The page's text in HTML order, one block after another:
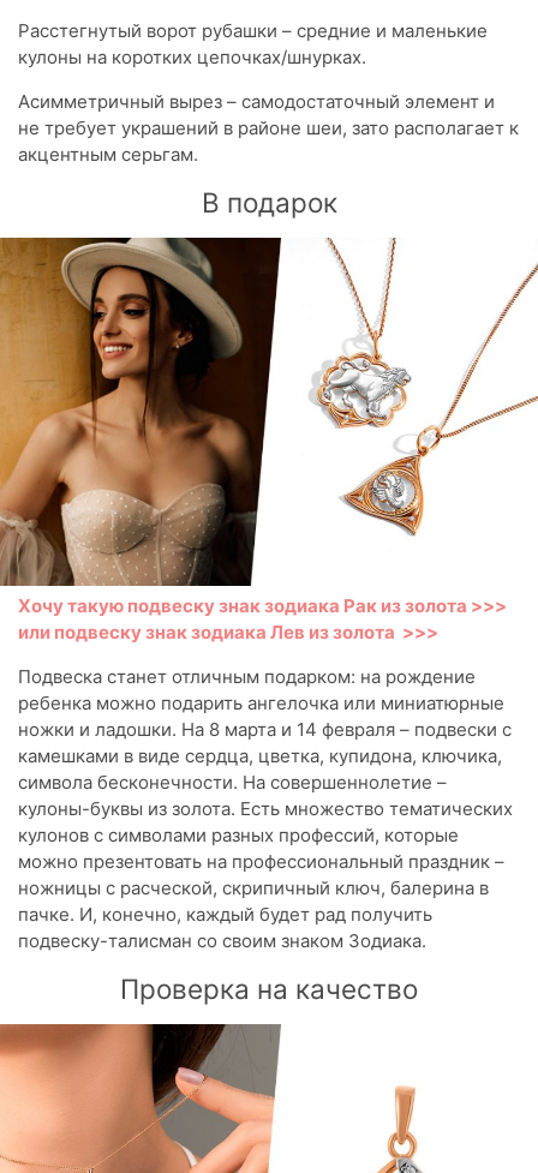
Расстегнутый ворот рубашки – средние и маленькие
кулоны на коротких цепочках/шнурках.
Асимметричный вырез – самодостаточный элемент и
не требует украшений в районе шеи, зато располагает к
акцентным серьгам.
В подарок
Хочу такую подвеску знак зодиака Рак из золота >>>
или подвеску знак зодиака Лев из золота >>>
Подвеска станет отличным подарком: на рождение
ребенка можно подарить ангелочка или миниатюрные
ножки и ладошки. На 8 марта и 14 февраля – подвески с
камешками в виде сердца, цветка, купидона, ключика,
символа бесконечности. На совершеннолетие –
кулоны-буквы из золота. Есть множество тематических
кулонов с символами разных профессий, которые
можно презентовать на профессиональный праздник –
ножницы с расческой, скрипичный ключ, балерина в
пачке. И, конечно, каждый будет рад получить
подвеску-талисман со своим знаком Зодиака.
Проверка на качество